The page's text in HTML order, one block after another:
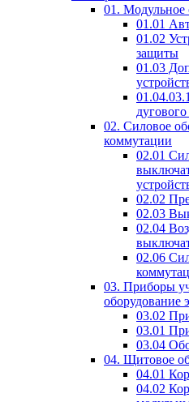
01. Модульное
01.01
01.02
защиты
01.03
02. Силовое
коммутации
02.01
02.02
02.03
02.04
02.06
03. Приборы
оборудование
03.02
03.01
03.04
04. Щитовое
04.01
04.02